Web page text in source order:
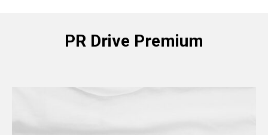
PR Drive Premium